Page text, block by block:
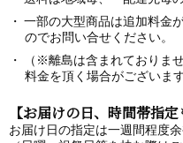
一部の大型商品は追加料金
のでお問い合せください。
（※離島は含まれておりま
料金を頂く場合がございま
【お届けの日、時間帯指定
お届け日の指定は一週間程度